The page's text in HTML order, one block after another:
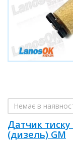
Немає в
Датчик
(дизель) GM